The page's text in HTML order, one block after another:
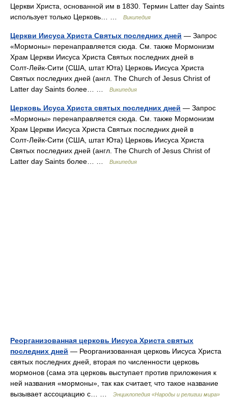
Церкви Христа, основанной им в 1830. Термин Latter day Saints
использует только Церковь… …
Википедия
Церкви Иисуса Христа Святых последних дней — Запрос
«Мормоны» перенаправляется сюда. См. также Мормонизм
Храм Церкви Иисуса Христа Святых последних дней в
Солт‑Лейк‑Сити (США, штат Юта) Церковь Иисуса Христа
Святых последних дней (англ. The Church of Jesus Christ of
Latter day Saints более… …
Википедия
Церковь Исуса Христа святых последних дней — Запрос
«Мормоны» перенаправляется сюда. См. также Мормонизм
Храм Церкви Иисуса Христа Святых последних дней в
Солт‑Лейк‑Сити (США, штат Юта) Церковь Иисуса Христа
Святых последних дней (англ. The Church of Jesus Christ of
Latter day Saints более… …
Википедия
Реорганизованная церковь Иисуса Христа святых
последних дней — Реорганизованная церковь Иисуса Христа
святых последних дней, вторая по численности церковь
мормонов (сама эта церковь выступает против приложения к
ней названия «мормоны», так как считает, что такое название
вызывает ассоциацию с… …
Энциклопедия «Народы и религии мира»